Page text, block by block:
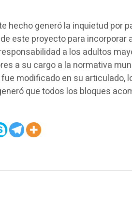
hecho generó la inquietud por
este proyecto para incorporar
a los adultos
a su cargo a la normativa
modificado en su articulado,
que todos los bloques